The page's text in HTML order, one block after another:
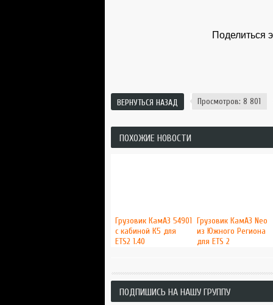
Поделиться
ВЕРНУТЬСЯ НАЗАД Просмотров: 8 801
ПОХОЖИЕ НОВОСТИ
Грузовик КамАЗ 54901
с кабиной К5 для
ETS2 1.40
Грузовик КамАЗ Neo
из Южного Региона
для ETS 2
ПОДПИШИСЬ НА НАШУ ГРУППУ